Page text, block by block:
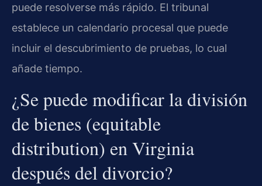
puede resolverse más rápido. El tribunal
establece un calendario procesal que puede
incluir el descubrimiento de pruebas, lo cual
añade tiempo.
¿Se puede modificar la división
de bienes (equitable
distribution) en Virginia
después del divorcio?